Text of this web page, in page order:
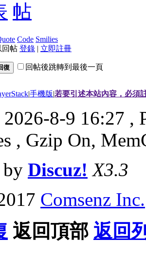
Code Smilies
回帖 登錄 | 立即註冊
復 回帖後跳轉到最後一頁
|手機版|若要引述本站內容，必須
8-9 16:27 ,
, Gzip On,
by Discuz! X3.3
Comsenz Inc.
返回頂部 返回